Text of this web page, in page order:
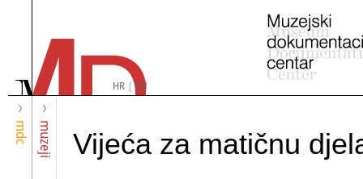
HR|EN
mdc muzeji Vijeća za matičnu